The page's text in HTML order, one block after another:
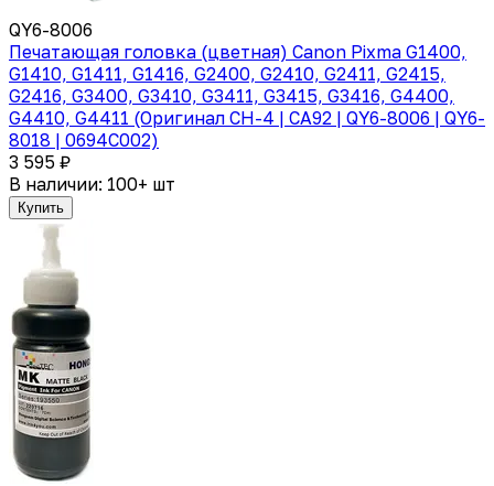
QY6-8006
Печатающая головка (цветная) Canon Pixma G1400,
G1410, G1411, G1416, G2400, G2410, G2411, G2415,
G2416, G3400, G3410, G3411, G3415, G3416, G4400,
G4410, G4411 (Оригинал CH-4 | CA92 | QY6-8006 | QY6-
8018 | 0694C002)
3 595 ₽
В наличии: 100+ шт
Купить